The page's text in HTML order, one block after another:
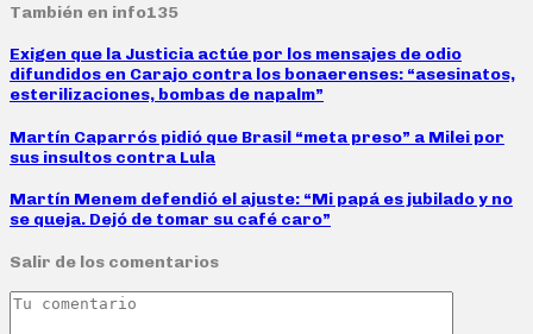
También en info135
Exigen que la Justicia actúe por los mensajes de odio
difundidos en Carajo contra los bonaerenses: “asesinatos,
esterilizaciones, bombas de napalm”
Martín Caparrós pidió que Brasil “meta preso” a Milei por
sus insultos contra Lula
Martín Menem defendió el ajuste: “Mi papá es jubilado y no
se queja. Dejó de tomar su café caro”
Salir de los comentarios